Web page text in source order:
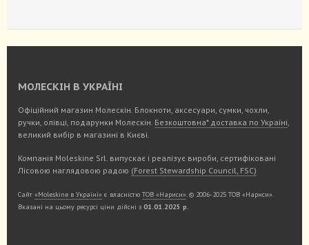
МОЛЕСКІН В УКРАЇНІ
Офіційний магазин Молескін. Блокноти, аксесуари, сумки, чохли,
ручки, олівці, подарунки Молескін. Безкоштовна* доставка по Україні
великий вибір в магазині в Києві.
Компанія Moleskine Srl. випускає і реалізує вироби, сертифіковані
Лісовою наглядовою радою (Forest Stewardship Council, FSC)
Сайт «Moleskine в Україні» є власністю ТОВ «Нариси» . © 2006-2025 ТОВ «Нариси».
Вказані на цьому ресурсі ціни дійсні з 01.01.2025 р.